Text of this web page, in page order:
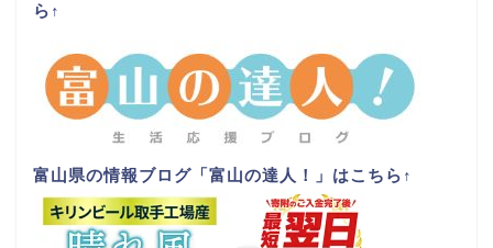
ら ↑
富山県の情報ブログ「富山の達人！」はこちら ↑